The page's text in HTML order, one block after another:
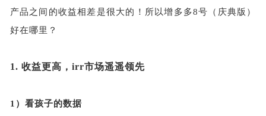
产品之间的收益相差是很大的！所以增多多8号（庆典版）
好在哪里？
1. 收益更高， irr市场遥遥领先
1）看孩子的数据